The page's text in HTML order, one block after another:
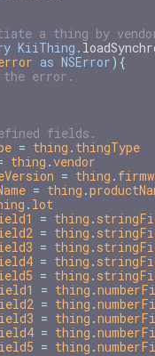
a thing by
KiiThing .
as NSError){
the error.
fields.
= thing . thingType
thing . vendor
= thing .
= thing .
. lot
= thing .
= thing .
= thing .
= thing .
= thing .
= thing .
= thing .
= thing .
= thing .
= thing .